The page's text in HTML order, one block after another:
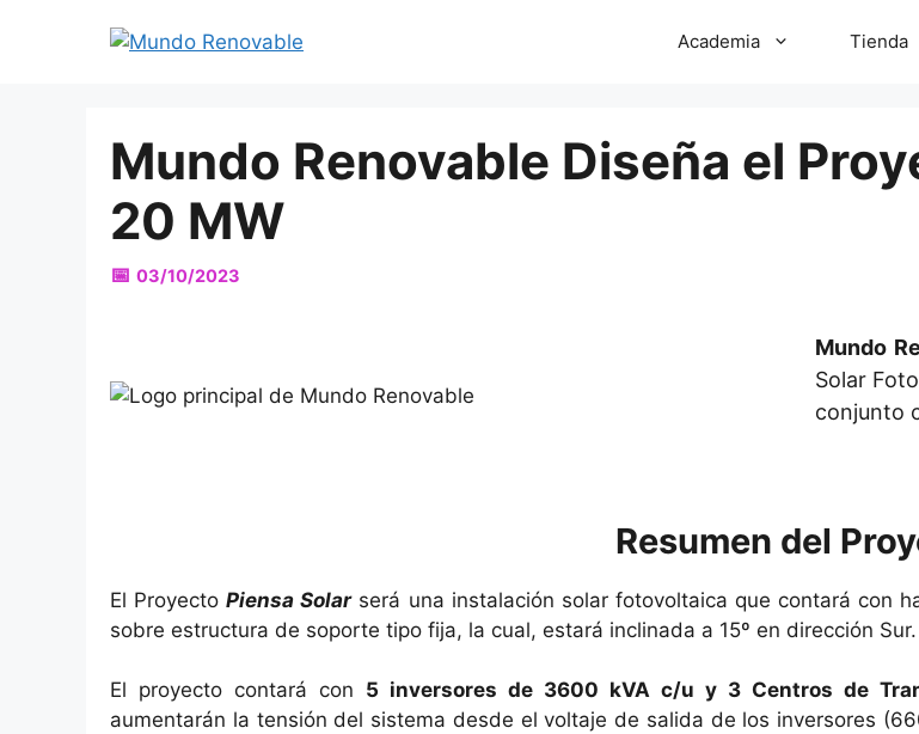
Academia Tienda
Mundo Renovable Diseña el
20 MW
03/10/2023
Mundo
Solar
conjunto
Resumen del
El ProyectoPiensa Solarserá una instalación solar fotovoltaica que contará con
sobre estructura de soporte tipo fija, la cual, estará inclinada a 15º en dirección Sur.
El proyecto contará con 5 inversores de 3600 kVA c/u y 3 Centros de
aumentarán la tensión del sistema desde el voltaje de salida de los inversores